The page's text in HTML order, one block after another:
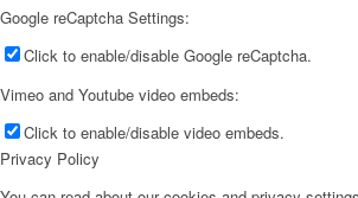
Google reCaptcha Settings:
Click to enable/disable Google reCaptcha.
Vimeo and Youtube video embeds:
Click to enable/disable video embeds.
Privacy Policy